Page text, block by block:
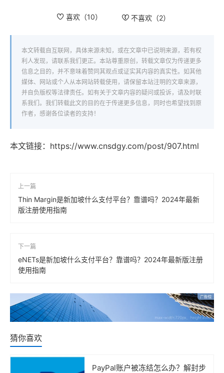
喜欢（10） 不喜欢（2）
本文转载自互联网，具体来源未知，或在文章中已说明来源，若有权
利人发现，请联系我们更正。本站尊重原创，转载文章仅为传递更多
信息之目的，并不意味着赞同其观点或证实其内容的真实性。如其他
媒体、网站或个人从本网站转载使用，请保留本站注明的文章来源，
并自负版权等法律责任。如有关于文章内容的疑问或投诉，请及时联
系我们。我们转载此文的目的在于传递更多信息，同时也希望找到原
作者，感谢各位读者的支持！
本文链接： https://www.cnsdgy.com/post/907.html
上一篇
Thin Margin是新加坡什么支付平台？靠谱吗？2024年最新
版注册使用指南
下一篇
eNETs是新加坡什么支付平台？靠谱吗？2024年最新版注册
使用指南
猜你喜欢
PayPal账户被冻结怎么办？解封步